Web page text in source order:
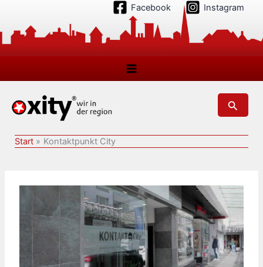
springen
Facebook Instagram
Suchen
Start Kontaktpunkt City